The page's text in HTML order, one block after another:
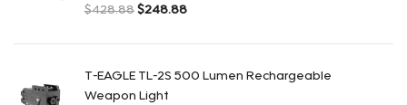
$428.88 $248.88
T-EAGLE TL-2S 500 Lumen Rechargeable
Weapon Light